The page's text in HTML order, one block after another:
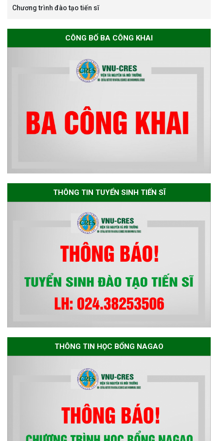
Thông báo chương trình học
bổng Nagao tại Việt Nam năm
ban chuyên môn đánh giá hồ
sơ chuyên môn cho các thí sinh
dự tuyển nghiên cứu sinh đợt 1
Thông báo danh sách thí sinh
đủ điều kiện dự tuyển Chương
trình đào tạo tiến sĩ chuyên
ngành Môi trường và phát triển
Chương trình đào tạo tiến sĩ
CÔNG BỐ BA CÔNG KHAI
THÔNG TIN TUYỂN SINH TIẾN SĨ
THÔNG TIN HỌC BỔNG NAGAO